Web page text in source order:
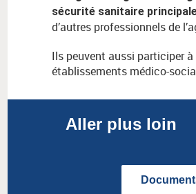
sécurité sanitaire
d’autres professionnels de
Ils peuvent aussi participer
établissements médico-
Aller plus loin